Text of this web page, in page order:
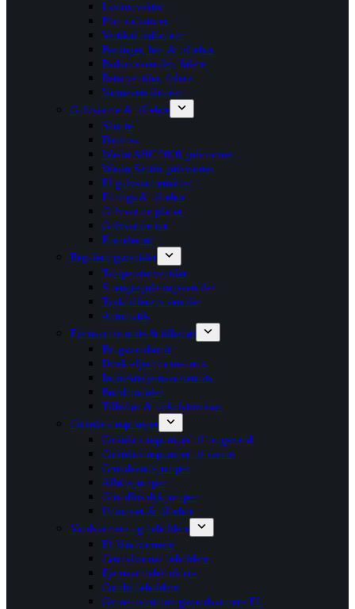
Lavkonvektor
Plan radiatorer
Vertikal radiatorer
Bæringer, ben & tilbehør
Radiatorventiler, følere
Returventiler, følere
Varmeventilatorer
Gulvvarme & tilbehør
Shunte
Danfoss
Wavin AHC 9000 gulvvarme
Wavin Sentio gulvvarme
El gulvvarmemåtter
Fittings & tilbehør
Gulvvarme plader
Gulvvarme rør
Fordelerrør
Reguleringsventiler
Temperaturventiler
Strengreguleringsventiler
Trykdifferens ventiler
Automatik
Fjernvarme units & tilbehør
Brugsvandsunit
Direktefjernvarmeunits
Indirektefjernvarmeunits
Bundmoduler
Tilbehør & cirkulationssæt
Cirkulationspumper
Cirkulationspumper til brugsvand
Cirkulationspumper til varme
Grundvandspumper
Afløbspumper
Grundfos dykpumper
Unionsæt & tilbehør
Vandvarmere og beholdere
El Vandvarmere
Centralvarme beholdere
Fjernvarmebeholdere
Combi beholdere
Gennemstrømningsvandvarmere EL